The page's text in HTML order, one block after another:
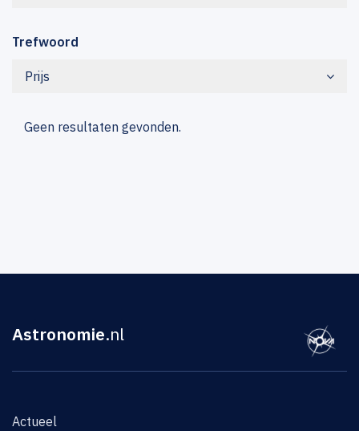
Trefwoord
Prijs
Geen resultaten gevonden.
Astronomie.nl
Actueel